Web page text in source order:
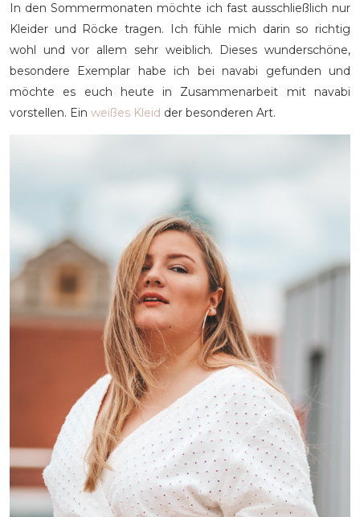
In den Sommermonaten möchte ich fast ausschließlich nur
Kleider und Röcke tragen. Ich fühle mich darin so richtig
wohl und vor allem sehr weiblich. Dieses wunderschöne,
besondere Exemplar habe ich bei navabi gefunden und
möchte es euch heute in Zusammenarbeit mit navabi
vorstellen. Ein weißes Kleid der besonderen Art.